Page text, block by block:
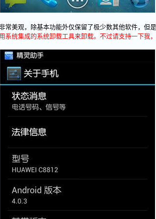
美观，除基本功能外仅保留了极少数其他软件，但是
系统集成的系统卸载工具来卸载。不过请支持一下我，